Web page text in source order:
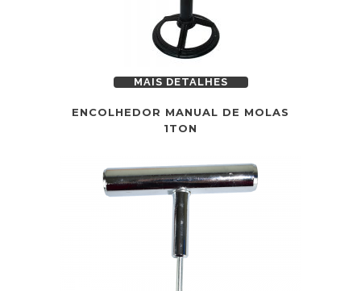
MAIS DETALHES
ENCOLHEDOR MANUAL DE MOLAS
1TON